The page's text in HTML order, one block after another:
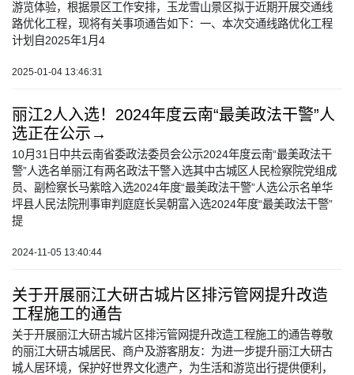
游览体验，根据景区工作安排，玉龙雪山景区拟于近期开展交通线
路优化工程，现将有关事项通告如下：一、本次交通线路优化工程
计划自2025年1月4
2025-01-04 13:46:31
丽江2人入选！2024年度云南“最美政法干警”人
选正在公示→
10月31日中共云南省委政法委员会公示2024年度云南“最美政法干
警”人选名单丽江有两名政法干警入选其中古城区人民检察院党组成
员、副检察长马紫晗入选2024年度“最美政法干警”人选公示名单华
坪县人民法院刑事审判庭庭长吴朝富入选2024年度“最美政法干警”
提
2024-11-05 13:40:44
关于开展丽江大研古城片区排污管网提升改造
工程施工的通告
关于开展丽江大研古城片区排污管网提升改造工程施工的通告尊敬
的丽江大研古城居民、商户及游客朋友：为进一步提升丽江大研古
城人居环境，保护好世界文化遗产，为生活和游览出行提供便利，